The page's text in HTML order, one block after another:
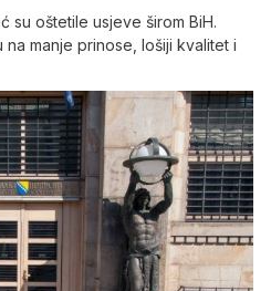
su oštetile usjeve širom BiH.
manje prinose, lošiji kvalitet i